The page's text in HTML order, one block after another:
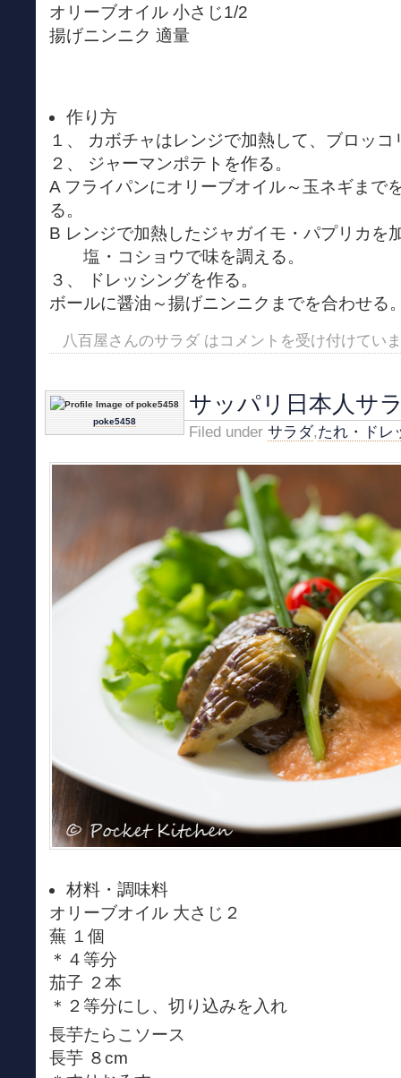
オリーブオイル 小さじ1/2
揚げニンニク 適量
作り方
１、 カボチャはレンジで加熱して、ブロッ
２、 ジャーマンポテトを作る。
A フライパンにオリーブオイル～玉ネギまで
る。
B レンジで加熱したジャガイモ・パプリカを
塩・コショウで味を調える。
３、 ドレッシングを作る。
ボールに醤油～揚げニンニクまでを合わせる
八百屋さんのサラダ は コメントを受け付けてい
poke5458
サッパリ日本人サ
Filed under サラダ,たれ・ドレ
材料・調味料
オリーブオイル 大さじ２
蕪 １個
＊４等分
茄子 ２本
＊２等分にし、切り込みを入れ
長芋たらこソース
長芋 ８cm